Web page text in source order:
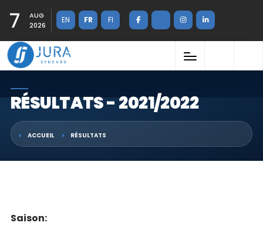
7
AUG
2026
EN FR FI
RÉSULTATS - 2021/2022
ACCUEIL RÉSULTATS
Saison: